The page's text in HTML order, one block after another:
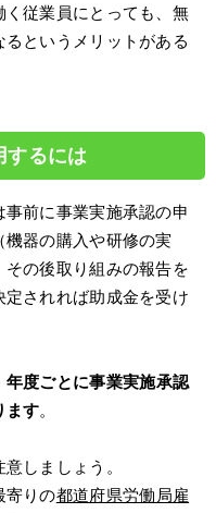
従業員にとっても、無
というメリットがある
するには
前に事業実施承認の申
器の購入や研修の実
の後取り組みの報告を
されれば助成金を受け
年度ごとに事業実施承認
ます。
しましょう。
寄りの都道府県労働局雇